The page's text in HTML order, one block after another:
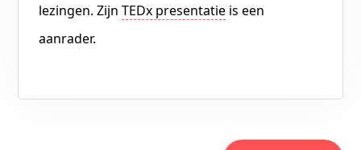
lezingen. ZijnTEDx presentatie is een
aanrader.